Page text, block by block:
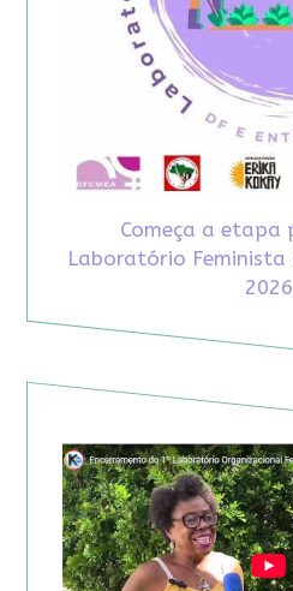
Começa a etapa
Laboratório
2026